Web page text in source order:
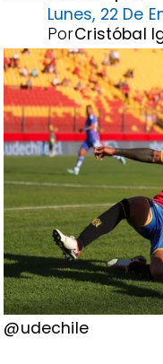
Lunes, 22 De
Cristóbal
Por
@udechile